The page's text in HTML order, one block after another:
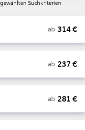
Suchkriterien
ab 314€
ab 237 €
ab 281 €